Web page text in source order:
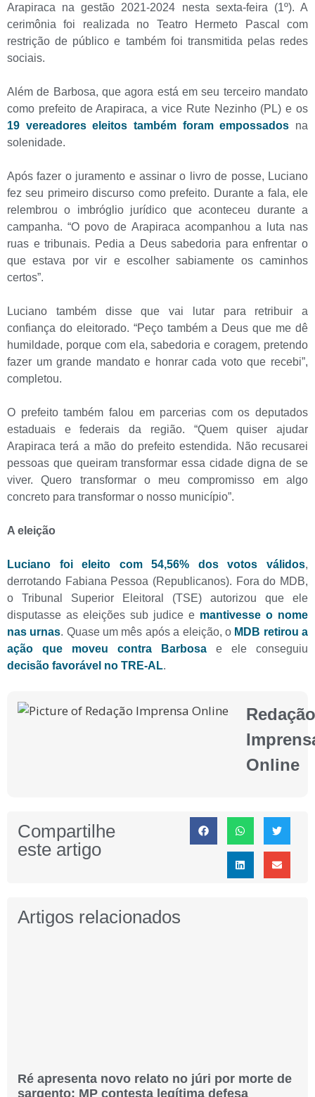
Arapiraca na gestão 2021-2024 nesta sexta-feira (1º). A
cerimônia foi realizada no Teatro Hermeto Pascal com
restrição de público e também foi transmitida pelas redes
sociais.
Além de Barbosa, que agora está em seu terceiro mandato
como prefeito de Arapiraca, a vice Rute Nezinho (PL) e os
19 vereadores eleitos também foram empossados na
solenidade.
Após fazer o juramento e assinar o livro de posse, Luciano
fez seu primeiro discurso como prefeito. Durante a fala, ele
relembrou o imbróglio jurídico que aconteceu durante a
campanha. “O povo de Arapiraca acompanhou a luta nas
ruas e tribunais. Pedia a Deus sabedoria para enfrentar o
que estava por vir e escolher sabiamente os caminhos
certos”.
Luciano também disse que vai lutar para retribuir a
confiança do eleitorado. “Peço também a Deus que me dê
humildade, porque com ela, sabedoria e coragem, pretendo
fazer um grande mandato e honrar cada voto que recebi”,
completou.
O prefeito também falou em parcerias com os deputados
estaduais e federais da região. “Quem quiser ajudar
Arapiraca terá a mão do prefeito estendida. Não recusarei
pessoas que queiram transformar essa cidade digna de se
viver. Quero transformar o meu compromisso em algo
concreto para transformar o nosso município”.
A eleição
Luciano foi eleito com 54,56% dos votos válidos,
derrotando Fabiana Pessoa (Republicanos). Fora do MDB,
o Tribunal Superior Eleitoral (TSE) autorizou que ele
disputasse as eleições sub judice e mantivesse o nome
nas urnas. Quase um mês após a eleição, o MDB retirou a
ação que moveu contra Barbosa e ele conseguiu
decisão favorável no TRE-AL.
Redação
Online
Compartilhe
este artigo
Artigos relacionados
Ré apresenta novo relato no júri por morte de
sargento; MP contesta legítima defesa